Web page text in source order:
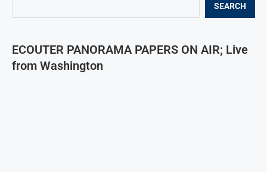
SEARCH
ECOUTER PANORAMA PAPERS ON AIR; Live
from Washington